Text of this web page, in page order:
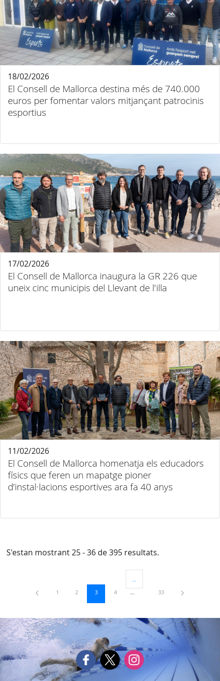
El Consell de Mallorca destina més de 740.000
euros per fomentar valors mitjançant patrocinis
esportius
18/02/2026
El Consell de Mallorca inaugura la GR 226 que
uneix cinc municipis del Llevant de l'illa
17/02/2026
El Consell de Mallorca homenatja els educadors
físics que feren un mapatge pioner
d’instal·lacions esportives ara fa 40 anys
11/02/2026
S'estan mostrant 25 - 36 de 395 resultats.
Pàgina
1 Pàgina
2 Pàgina
3 Pàgina
4
Pàgines intermèdies Utilitzeu TAB
Pàgina
33